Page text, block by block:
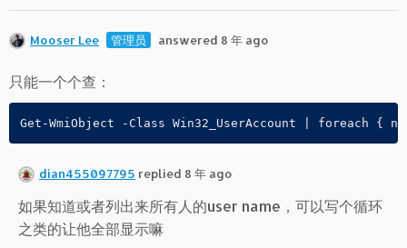
Mooser Lee 管理员 answered 8 年 ago
只能一个个查：
Get-WmiObject -Class Win32_UserAccount | foreach {
dian455097795 replied 8 年 ago
如果知道或者列出来所有人的user name，可以写个循环
之类的让他全部显示嘛